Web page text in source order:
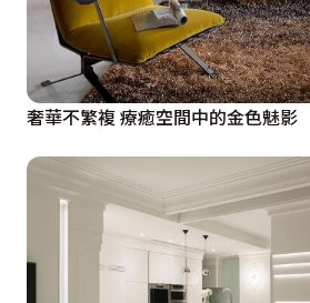
奢華不繁複 療癒空間中的金色魅影